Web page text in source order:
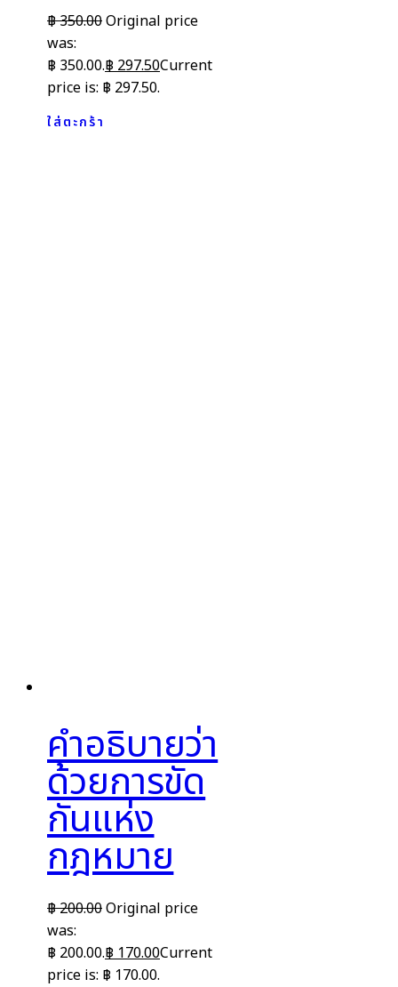
฿350.00Original price
was:
฿ 350.00.฿297.50Current
price is: ฿ 297.50.
ใส่ตะกร้า
คำอธิบายว่า
ด้วยการขัด
กันแห่ง
กฎหมาย
฿200.00Original price
was:
฿ 200.00.฿ 170.00Current
price is: ฿ 170.00.